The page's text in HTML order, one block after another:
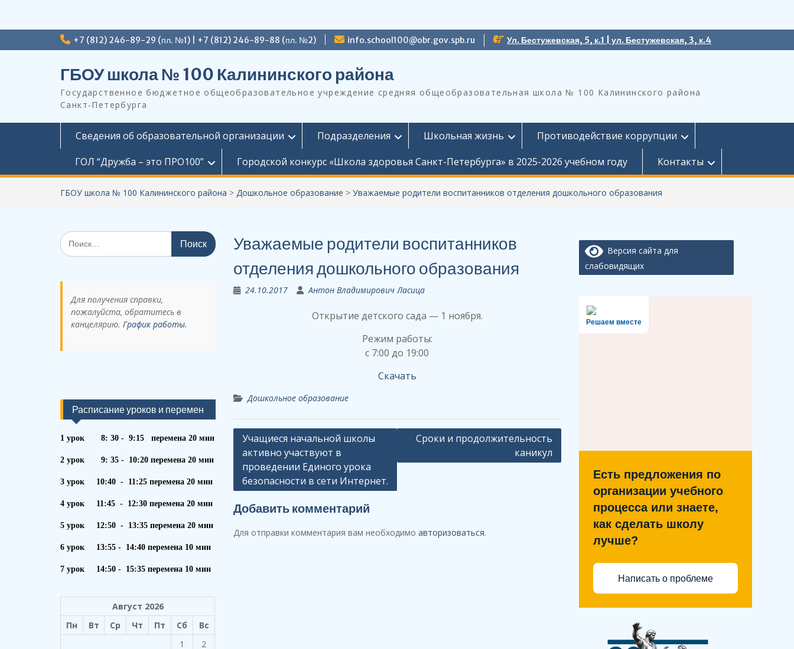
к
+7 (812) 246-89-29 (пл. №1) | +7 (812) 246-89-88 (пл. №2) info.school100@obr.gov.spb.ru Ул. Бестужевская, 5, к.1 | ул. Бестужевская, 3, к.4
ГБОУ школа № 100 Калининского района
Государственное бюджетное общеобразовательное учреждение средняя общеобразовательная школа № 100 Калининского района
Санкт-Петербурга
Сведения об образовательной организации Подразделения Школьная жизнь
Противодействие коррупции
ГОЛ “Дружба – это ПРО100”
Городской конкурс «Школа здоровья Санкт-Петербурга» в 2025-2026 учебном году Контакты
ГБОУ школа № 100 Калининского района > Дошкольное образование > Уважаемые родители воспитанников отделения дошкольного образования
Уважаемые родители воспитанников
отделения дошкольного образования
24.10.2017 Антон Владимирович Ласица
Открытие детского сада — 1 ноября.
Режим работы:
с 7:00 до 19:00
Скачать
Дошкольное образование
Навигация
по
записям
Учащиеся начальной школы
активно участвуют в
проведении Единого урока
безопасности в сети Интернет.
Сроки и продолжительность
каникул
Добавить комментарий
Для отправки комментария вам необходимо авторизоваться.
Версия сайта для
слабовидящих
Решаем вместе
Есть предложения по
организации учебного
процесса или знаете,
как сделать школу
лучше?
Написать о проблеме
Поиск
по:
Для получения справки,
пожалуйста, обратитесь в
канцелярию. График работы.
Расписание уроков и перемен
1 урок 8: 30 - 9:15 перемена 20 мин
2 урок 9: 35 - 10:20 перемена 20 мин
3 урок 10:40 - 11:25 перемена 20 мин
4 урок 11:45 - 12:30 перемена 20 мин
5 урок 12:50 - 13:35 перемена 20 мин
6 урок 13:55 - 14:40 перемена 10 мин
7 урок 14:50 - 15:35 перемена 10 мин
Август 2026
Пн
Вт Ср Чт Пт Сб
Вс
1
2